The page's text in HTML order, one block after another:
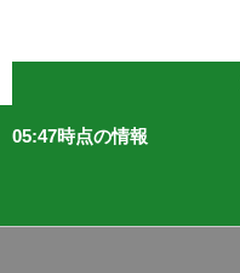
05:47時点の情報